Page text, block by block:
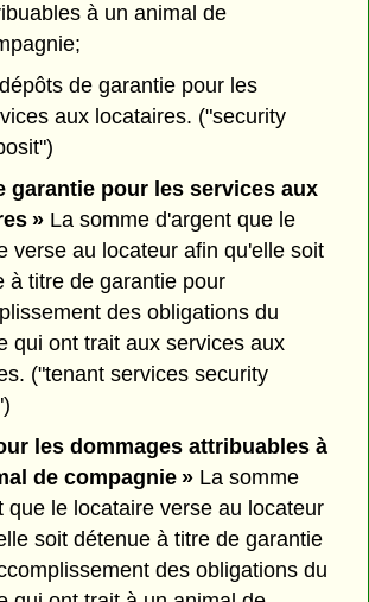
à un animal de
de garantie pour les
aux locataires. ("security
garantie pour les services aux
» La somme d'argent que le
verse au locateur afin qu'elle soit
à titre de garantie pour
des obligations du
qui ont trait aux services aux
("tenant services security
les dommages attribuables à
de compagnie » La somme
que le locataire verse au locateur
soit détenue à titre de garantie
des obligations du